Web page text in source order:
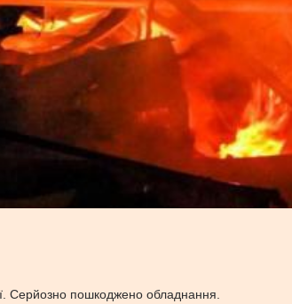
Серйозно пошкоджено обладнання.